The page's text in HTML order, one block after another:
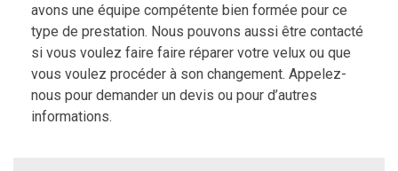
avons une équipe compétente bien formée pour ce
type de prestation. Nous pouvons aussi être contacté
si vous voulez faire faire réparer votre velux ou que
vous voulez procéder à son changement. Appelez-
nous pour demander un devis ou pour d’autres
informations.